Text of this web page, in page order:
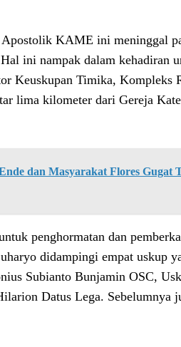
KAME ini meninggal
ini nampak dalam kehadiran
Keuskupan Timika, Kompleks
lima kilometer dari Gereja
dan Masyarakat Flores
penghormatan dan
didampingi empat uskup
Subianto Bunjamin OSC,
Datus Lega. Sebelumnya